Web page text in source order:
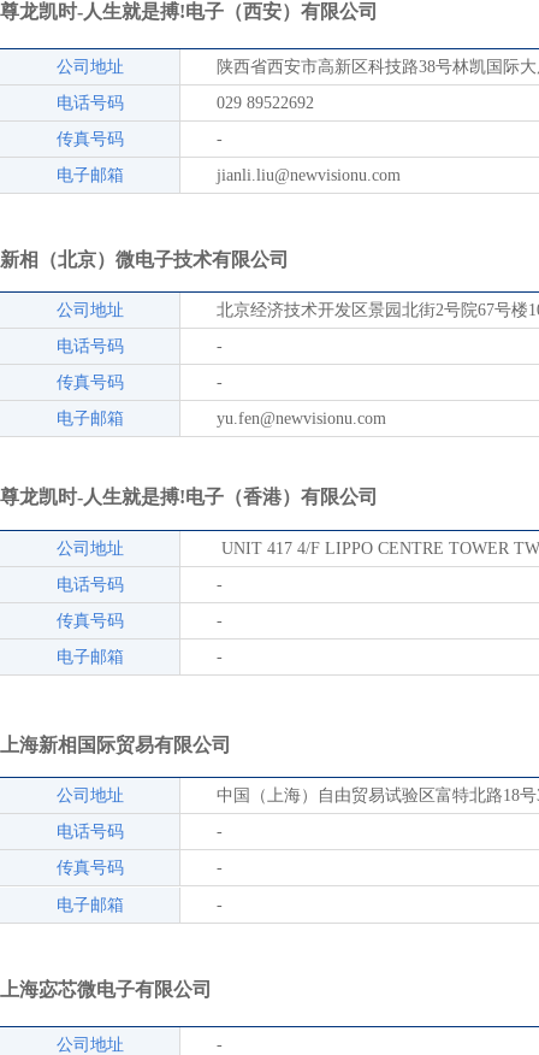
尊龙凯时-人生就是搏!电子（西安）有限公司
公司地址
陕西省西安市高新区科技路38号林凯国际
电话号码
029 89522692
传真号码
-
电子邮箱
jianli.liu@newvisionu.com
新相（北京）微电子技术有限公司
公司地址
北京经济技术开发区景园北街2号院67号楼
电话号码
-
传真号码
-
电子邮箱
yu.fen@newvisionu.com
尊龙凯时-人生就是搏!电子（香港）有限公司
公司地址
UNIT 417 4/F LIPPO CENTRE TOWER
电话号码
-
传真号码
-
电子邮箱
-
上海新相国际贸易有限公司
公司地址
中国（上海）自由贸易试验区富特北路18号
电话号码
-
传真号码
-
电子邮箱 -
上海宓芯微电子有限公司
公司地址
-